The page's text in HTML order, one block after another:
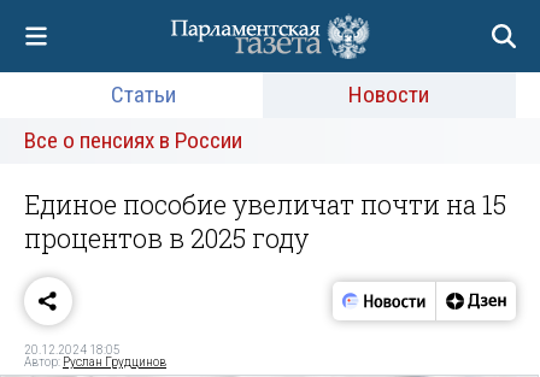
Статьи
Новости
Все о пенсиях в России
Единое пособие увеличат почти на 15
процентов в 2025 году
20.12.2024 18:05
Автор: Руслан Грудцинов